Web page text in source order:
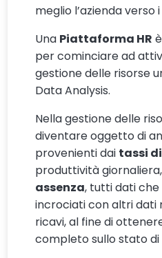
meglio l’azienda
Una Piattaforma HR
per cominciare ad
gestione delle risorse
Data Analysis.
Nella gestione delle
diventare oggetto di
provenienti dai tassi
produttività
assenza, tutti dati che
incrociati con altri dati
ricavi, al fine di
completo sullo stato di